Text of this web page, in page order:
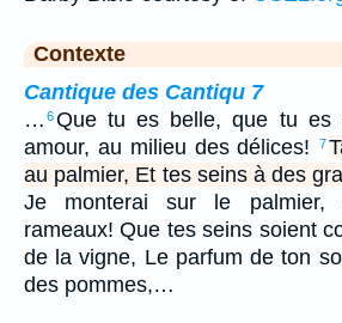
Contexte
Cantique des Cantiqu 7
… 6Que tu es belle, que tu es
amour, au milieu des délices!
7
au palmier, Et tes seins à des
Je monterai sur le palmier,
rameaux! Que tes seins soient
de la vigne, Le parfum de ton
des pommes,…